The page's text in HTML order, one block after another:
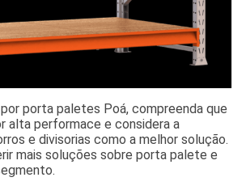
porta paletes Poá, compreenda que
alta performace e considera a
e divisorias como a melhor solução.
mais soluções sobre porta palete e